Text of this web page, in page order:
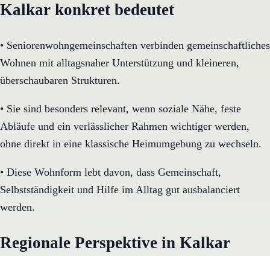
Kalkar konkret bedeutet
• Seniorenwohngemeinschaften verbinden gemeinschaftliches
Wohnen mit alltagsnaher Unterstützung und kleineren,
überschaubaren Strukturen.
• Sie sind besonders relevant, wenn soziale Nähe, feste
Abläufe und ein verlässlicher Rahmen wichtiger werden,
ohne direkt in eine klassische Heimumgebung zu wechseln.
• Diese Wohnform lebt davon, dass Gemeinschaft,
Selbstständigkeit und Hilfe im Alltag gut ausbalanciert
werden.
Regionale Perspektive in Kalkar